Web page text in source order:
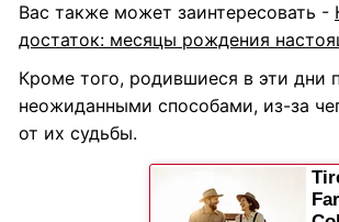
Вас также может заинтересовать -
достаток: месяцы рождения
Кроме того, родившиеся в эти дни
неожиданными способами, из-за
от их судьбы.